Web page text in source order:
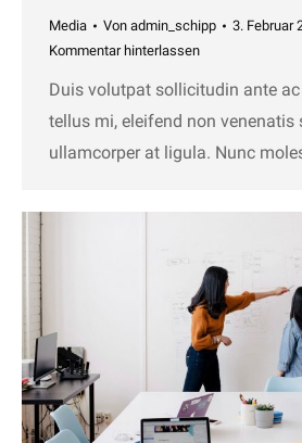
Media Von admin_schipp
3. Februar
Kommentar hinterlassen
Duis volutpat sollicitudin ante
tellus mi, eleifend non venenatis
ullamcorper at ligula. Nunc